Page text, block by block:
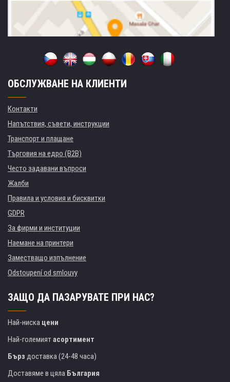
ОБСЛУЖВАНЕ НА КЛИЕНТИ
Контакти
Напътствия, съвети, инструкции
Транспорт и плащане
Търговия на едро (B2B)
Често задавани въпроси
Жалби
Правила и условия и бисквитки
GDPR
За фирми и институции
Наемане на принтери
Заместващо изпълнение
Odstoupení od smlouvy
ЗАЩО ДА ПАЗАРУВАТЕ ПРИ НАС?
Най-ниска цени
Най-големиятасортимент
Бърз доставка (24-48 часа)
Доставяме в цяла България